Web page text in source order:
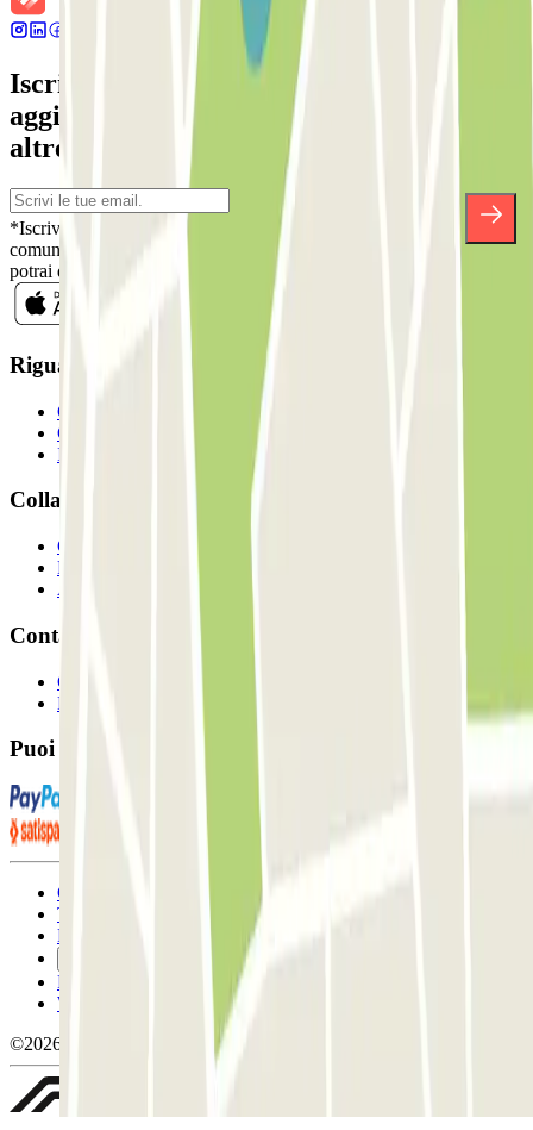
Iscriviti alla nostra Newsletter e rimani
aggiornato su sconti, concorsi e tante
altre sorprese.
*Iscrivendoti, accetti la nostra Informativa sulla Privacy per ricevere
comunicazioni commerciali da Parclick. Senza alcun impegno,
potrai disiscriverti quando vuoi direttamente dalla stessa newsletter.
Riguardo a Parclcik
Chi siamo
Come funziona?
I Nostri Parcheggi
Collaboriamo?
Collaboratori
Proprietari di parcheggio
Affiliati
Contatto
Contattaci
FAQ
Puoi utilizzare questi metodi di pagamento:
Condizioni contrattuali e di utilizzo
Termini di cancellazione
Politica sui cookies
Politica sulla privacy
Whistleblowing
©2026 Parclick. Tutti i diritti riservati